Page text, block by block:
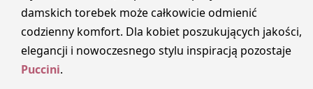
damskich torebek może całkowicie odmienić
codzienny komfort. Dla kobiet poszukujących jakości,
elegancji i nowoczesnego stylu inspiracją pozostaje
Puccini.